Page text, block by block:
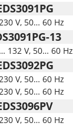
V, 50… 60 Hz
13
132 V, 50… 60 Hz
V, 50… 60 Hz
V, 50… 60 Hz
V, 50… 60 Hz